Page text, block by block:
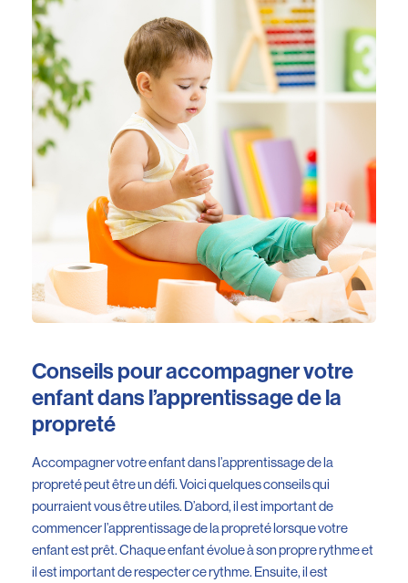
Conseils pour accompagner votre
enfant dans l’apprentissage de la
propreté
Accompagner votre enfant dans l’apprentissage de la
propreté peut être un défi. Voici quelques conseils qui
pourraient vous être utiles. D’abord, il est important de
commencer l’apprentissage de la propreté lorsque votre
enfant est prêt. Chaque enfant évolue à son propre rythme et
il est important de respecter ce rythme. Ensuite, il est